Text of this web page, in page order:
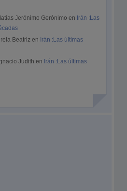
Jerónimo Gerónimo en Irán :Las
Beatriz en Irán :Las últimas
Judith en Irán :Las últimas